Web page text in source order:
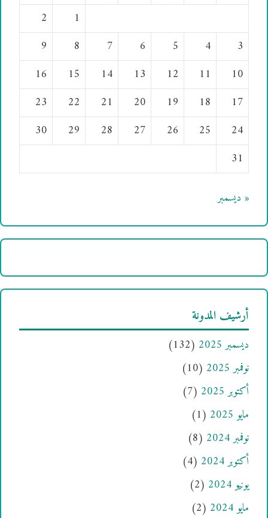
1
2
3
4
5
6
7
8
9
10
11
12
13
14
15
16
17
18
19
20
21
22
23
24
25
26
27
28
29
30
31
« ديسمبر
أرشيف المدونة
ديسمبر 2025
(132)
نوفمبر 2025
(10)
أكتوبر 2025
(7)
مايو 2025
(1)
نوفمبر 2024
(8)
أكتوبر 2024
(4)
يونيو 2024
(2)
مايو 2024
(2)